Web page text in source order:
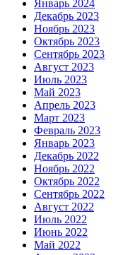
Январь 2024
Декабрь 2023
Ноябрь 2023
Октябрь 2023
Сентябрь 2023
Август 2023
Июль 2023
Май 2023
Апрель 2023
Март 2023
Февраль 2023
Январь 2023
Декабрь 2022
Ноябрь 2022
Октябрь 2022
Сентябрь 2022
Август 2022
Июль 2022
Июнь 2022
Май 2022